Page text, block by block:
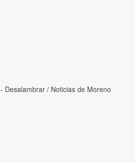
- Desalambrar / Noticias de Moreno